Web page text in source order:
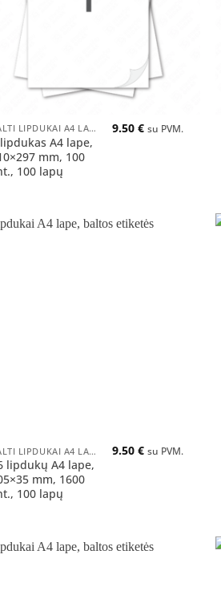
BALTI LIPDUKAI A4 LAPUOSE
A4 lape,
mm, 100
100 lapų
9.50 € su PVM.
BALTI LIPDUKAI A4 LAPUOSE
lipdukų A4 lape,
mm, 1600
100 lapų
9.50 € su PVM.